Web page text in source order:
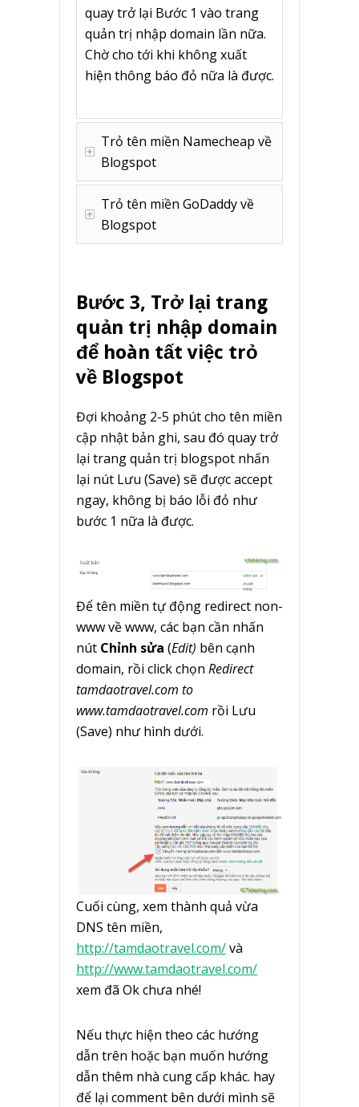
quay trở lại Bước 1 vào trang
quản trị nhập domain lần nữa.
Chờ cho tới khi không xuất
hiện thông báo đỏ nữa là được.
Trỏ tên miền Namecheap về
Blogspot
Trỏ tên miền GoDaddy về
Blogspot
Bước 3, Trở lại trang
quản trị nhập domain
để hoàn tất việc trỏ
về Blogspot
Đợi khoảng 2-5 phút cho tên miền
cập nhật bản ghi, sau đó quay trở
lại trang quản trị blogspot nhấn
lại nút Lưu (Save) sẽ được accept
ngay, không bị báo lỗi đỏ như
bước 1 nữa là được.
Để tên miền tự động redirect non-
www về www, các bạn cần nhấn
nút Chỉnh sửa (Edit) bên cạnh
domain, rồi click chọn Redirect
tamdaotravel.com to
www.tamdaotravel.com rồi Lưu
(Save) như hình dưới.
Cuối cùng, xem thành quả vừa
DNS tên miền,
http://tamdaotravel.com/và
http://www.tamdaotravel.com/
xem đã Ok chưa nhé!
Nếu thực hiện theo các hướng
dẫn trên hoặc bạn muốn hướng
dẫn thêm nhà cung cấp khác. hay
để lại comment bên dưới mình sẽ